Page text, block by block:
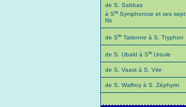
de S. Sabbas
à Ste Symphorose et ses sept
fils
de Ste Tatienne à S. Tryphon
de S. Ubald à Ste Ursule
de S. Vaast à S. Vite
de S. Walfroy à S. Zéphyrin